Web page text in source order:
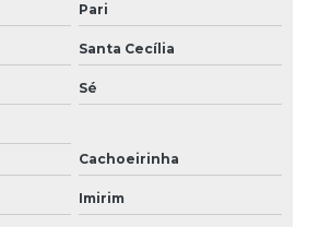
Pari
Santa Cecília
Sé
Cachoeirinha
Imirim